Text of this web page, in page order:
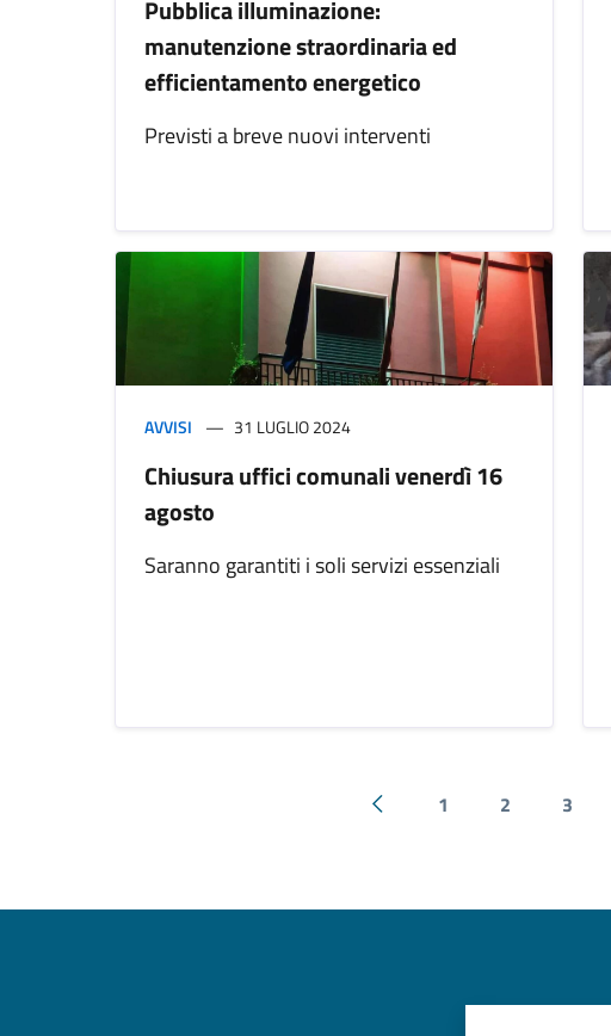
Pubblica illuminazione:
manutenzione straordinaria ed
efficientamento energetico
Previsti a breve nuovi interventi
AVVISI 31 LUGLIO 2024
Chiusura uffici comunali venerdì 16
agosto
Saranno garantiti i soli servizi essenziali
Pagina precedente
1 2 3